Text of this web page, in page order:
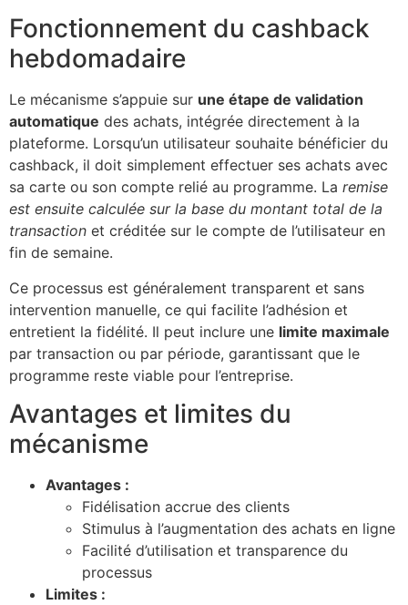
Fonctionnement du cashback
hebdomadaire
Le mécanisme s’appuie sur une étape de validation
automatique des achats, intégrée directement à la
plateforme. Lorsqu’un utilisateur souhaite bénéficier du
cashback, il doit simplement effectuer ses achats avec
sa carte ou son compte relié au programme. La remise
est ensuite calculée sur la base du montant total de la
transaction et créditée sur le compte de l’utilisateur en
fin de semaine.
Ce processus est généralement transparent et sans
intervention manuelle, ce qui facilite l’adhésion et
entretient la fidélité. Il peut inclure une limite maximale
par transaction ou par période, garantissant que le
programme reste viable pour l’entreprise.
Avantages et limites du
mécanisme
Avantages :
Fidélisation accrue des clients
Stimulus à l’augmentation des achats en ligne
Facilité d’utilisation et transparence du
processus
Limites :